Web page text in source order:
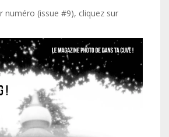
numéro (issue #9), cliquez sur